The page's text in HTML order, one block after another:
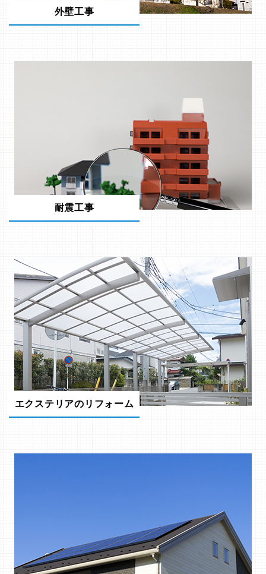
外壁工事
耐震工事
エクステリアのリフォーム